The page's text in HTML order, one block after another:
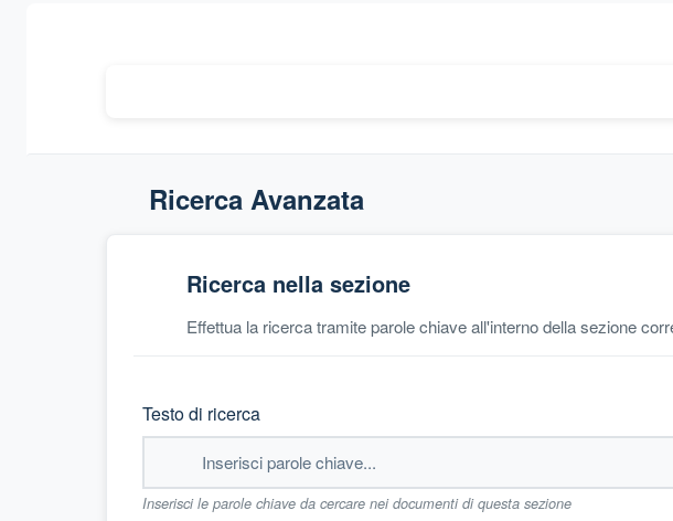
Ricerca Avanzata
Ricerca nella sezione
Effettua la ricerca tramite parole chiave all'interno della sezione
Testo di ricerca
Inserisci le parole chiave da cercare nei documenti di questa sezione